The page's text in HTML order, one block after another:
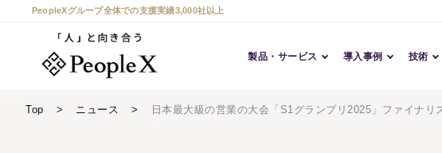
PeopleXグループ全体での支援実績3,000社以上
製品・サービス 導入事例 技術
Top ニュース 日本最大級の営業の大会「S1グランプリ2025」ファイナ